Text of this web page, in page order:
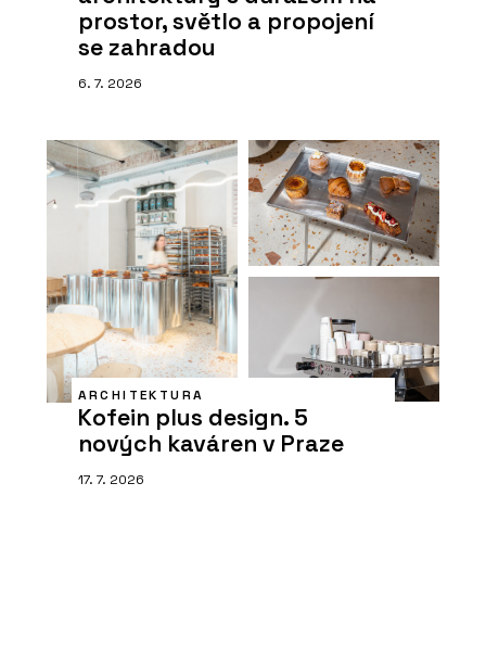
prostor, světlo a propojení
se zahradou
6. 7. 2026
ARCHITEKTURA
Kofein plus design. 5
nových kaváren v Praze
17. 7. 2026